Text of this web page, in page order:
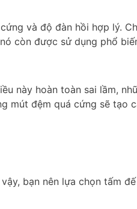
và độ đàn hồi hợp lý.
còn được sử dụng phổ
này hoàn toàn sai lầm,
mút đệm quá cứng sẽ tạo
bạn nên lựa chọn tấm